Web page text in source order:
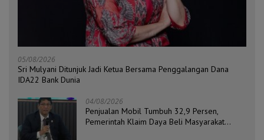
05/08/2026
Sri Mulyani Ditunjuk Jadi Ketua Bersama Penggalangan Dana
IDA22 Bank Dunia
04/08/2026
Penjualan Mobil Tumbuh 32,9 Persen,
Pemerintah Klaim Daya Beli Masyarakat